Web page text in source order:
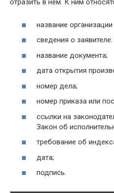
отразить в нём. К ним
название
сведения о
название документа;
дата открытия
номер дела;
номер приказа или
ссылки на
Закон об
требование об
дата;
подпись.